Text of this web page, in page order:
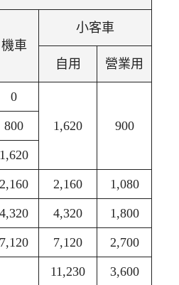
機車
小客車
自用 營業用
0
1,620 900
800
1,620
2,160 2,160 1,080
4,320 4,320 1,800
7,120 7,120 2,700
11,230 3,600